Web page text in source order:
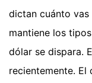
dictan cuánto vas
mantiene los
dólar se dispara.
recientemente. El